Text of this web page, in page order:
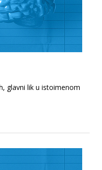
glavni lik u istoimenom